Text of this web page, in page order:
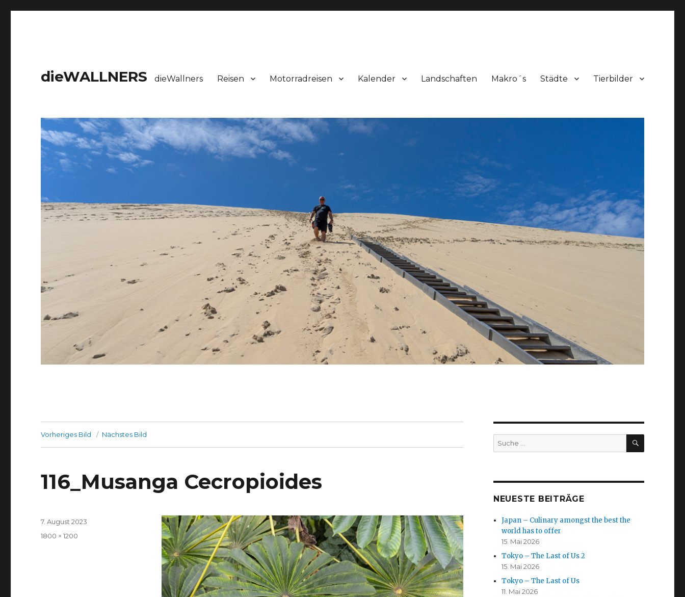
dieWALLNERS dieWallners Reisen Motorradreisen Kalender Landschaften Makro´s Städte Tierbilder
Vorheriges Bild Nächstes Bild
116_Musanga Cecropioides
Veröffentlicht
am
7. August 2023
Volle
1800 × 1200
Suche
nach:
SUCHEN
NEUESTE BEITRÄGE
Japan – Culinary amongst the best the
world has to offer
15. Mai 2026
Tokyo – The Last of Us 2
15. Mai 2026
Tokyo – The Last of Us
11. Mai 2026